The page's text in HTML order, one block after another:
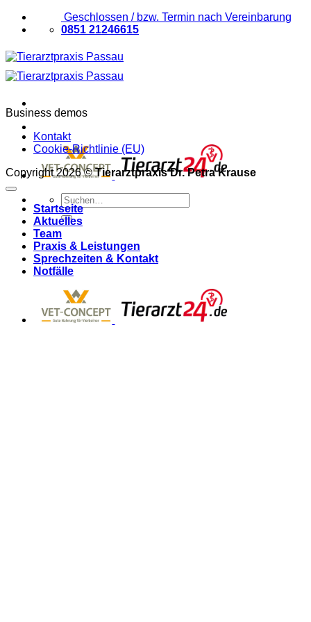
Zum
Inhalt
Geschlossen / bzw. Termin nach Vereinbarung
0851 21246615
Suchen
nach:
Business demos
Kontakt
Cookie-Richtlinie (EU)
Copyright 2026 ©Tierarztpraxis Dr. Petra Krause
Startseite
Aktuelles
Team
Praxis & Leistungen
Sprechzeiten & Kontakt
Notfälle